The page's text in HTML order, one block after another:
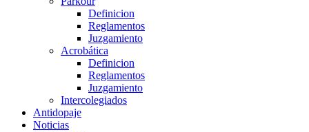
Definicion
Reglamentos
Juzgamiento
Acrobática
Definicion
Reglamentos
Juzgamiento
Intercolegiados
Antidopaje
Noticias